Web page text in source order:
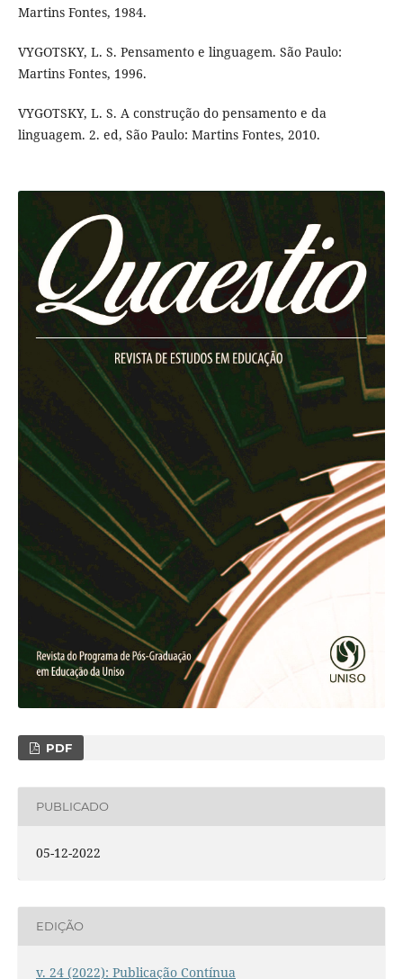
Martins Fontes, 1984.
VYGOTSKY, L. S. Pensamento e linguagem. São Paulo:
Martins Fontes, 1996.
VYGOTSKY, L. S. A construção do pensamento e da
linguagem. 2. ed, São Paulo: Martins Fontes, 2010.
PDF
PUBLICADO
05-12-2022
EDIÇÃO
v. 24 (2022): Publicação Contínua